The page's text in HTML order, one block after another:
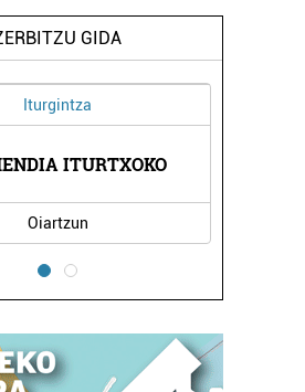
GIDA
Iturgintza
ITURTXOKO
Oiartzun